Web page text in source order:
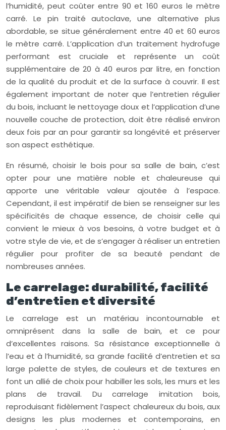
l’humidité, peut coûter entre 90 et 160 euros le mètre
carré. Le pin traité autoclave, une alternative plus
abordable, se situe généralement entre 40 et 60 euros
le mètre carré. L’application d’un traitement hydrofuge
performant est cruciale et représente un coût
supplémentaire de 20 à 40 euros par litre, en fonction
de la qualité du produit et de la surface à couvrir. Il est
également important de noter que l’entretien régulier
du bois, incluant le nettoyage doux et l’application d’une
nouvelle couche de protection, doit être réalisé environ
deux fois par an pour garantir sa longévité et préserver
son aspect esthétique.
En résumé, choisir le bois pour sa salle de bain, c’est
opter pour une matière noble et chaleureuse qui
apporte une véritable valeur ajoutée à l’espace.
Cependant, il est impératif de bien se renseigner sur les
spécificités de chaque essence, de choisir celle qui
convient le mieux à vos besoins, à votre budget et à
votre style de vie, et de s’engager à réaliser un entretien
régulier pour profiter de sa beauté pendant de
nombreuses années.
Le carrelage: durabilité, facilité
d’entretien et diversité
Le carrelage est un matériau incontournable et
omniprésent dans la salle de bain, et ce pour
d’excellentes raisons. Sa résistance exceptionnelle à
l’eau et à l’humidité, sa grande facilité d’entretien et sa
large palette de styles, de couleurs et de textures en
font un allié de choix pour habiller les sols, les murs et les
plans de travail. Du carrelage imitation bois,
reproduisant fidèlement l’aspect chaleureux du bois, aux
designs les plus modernes et contemporains, en